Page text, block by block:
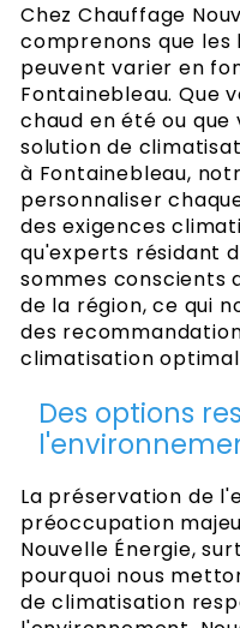
Chez Chauffage
comprenons que
peuvent varier en
Fontainebleau. Que
chaud en été ou que
solution de
à Fontainebleau,
personnaliser
des exigences
qu'experts résidant
sommes conscients
de la région, ce qui
des
climatisation
Des options
La préservation de
préoccupation
Nouvelle Énergie,
pourquoi nous
de climatisation